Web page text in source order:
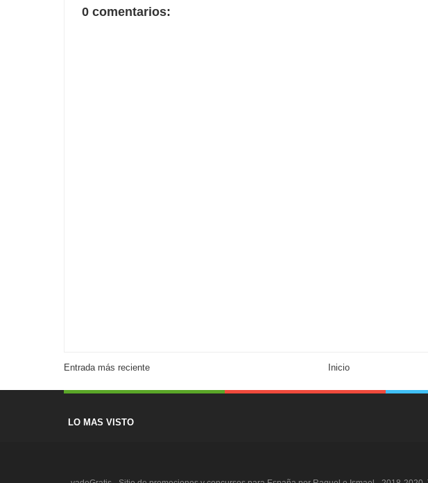
0 comentarios:
Entrada más reciente Inicio
LO MAS VISTO